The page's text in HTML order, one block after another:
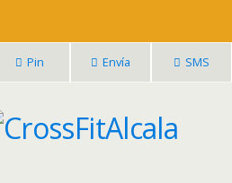
Pin Envía SMS